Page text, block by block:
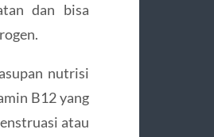
dan bisa
nutrisi
B12 yang
atau